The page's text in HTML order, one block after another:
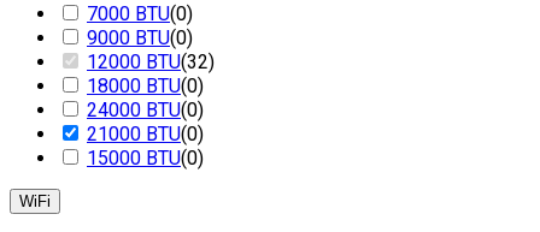
7000 BTU(0)
9000 BTU(0)
12000 BTU(32)
18000 BTU(0)
24000 BTU(0)
21000 BTU(0)
15000 BTU(0)
WiFi